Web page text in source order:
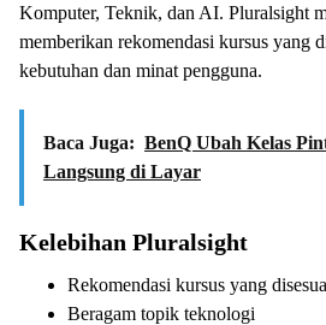
Komputer, Teknik, dan AI. Pluralsight
memberikan rekomendasi kursus yang
kebutuhan dan minat pengguna.
Baca Juga: BenQ Ubah Kelas
Langsung di Layar
Kelebihan Pluralsight
Rekomendasi kursus yang
Beragam topik teknologi